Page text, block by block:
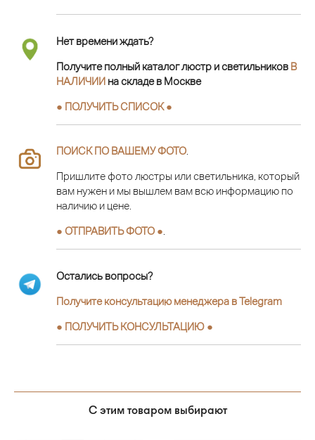
Нет времени ждать?
Получите полный каталог люстр и светильников В
НАЛИЧИИ на складе в Москве
● ПОЛУЧИТЬ СПИСОК ●
ПОИСК ПО ВАШЕМУ ФОТО
Пришлите фото люстры или светильника, который
вам нужен и мы вышлем вам всю информацию по
наличию и цене.
● ОТПРАВИТЬ ФОТО ●
Остались вопросы?
Получите консультацию менеджера в Telegram
● ПОЛУЧИТЬ КОНСУЛЬТАЦИЮ ●
С этим товаром выбирают